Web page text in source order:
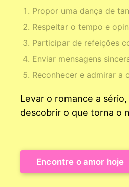
Propor uma dança de
Respeitar o tempo e
Participar de refeições
Enviar mensagens
Reconhecer e admirar a
Levar o romance a
descobrir o que torna o
Encontre o amor hoje